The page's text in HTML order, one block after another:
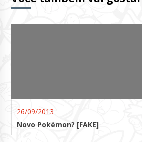
26/09/2013
Novo Pokémon? [FAKE]